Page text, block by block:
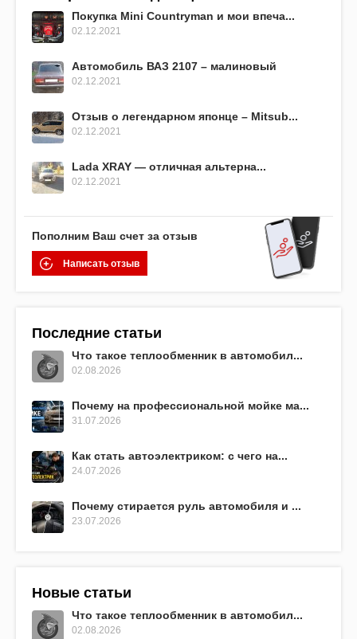
Покупка Mini Countryman и мои впеча...
02.12.2021
Автомобиль ВАЗ 2107 – малиновый
02.12.2021
Отзыв о легендарном японце – Mitsub...
02.12.2021
Lada XRAY — отличная альтерна...
02.12.2021
Пополним Ваш счет за отзыв
Написать отзыв
Последние статьи
Что такое теплообменник в автомобил...
02.08.2026
Почему на профессиональной мойке ма...
31.07.2026
Как стать автоэлектриком: с чего на...
24.07.2026
Почему стирается руль автомобиля и ...
23.07.2026
Новые статьи
Что такое теплообменник в автомобил...
02.08.2026